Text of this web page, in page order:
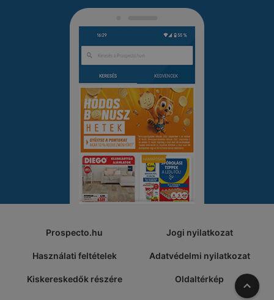
Prospecto.hu Jogi nyilatkozat
Használati feltételek Adatvédelmi nyilatkozat
Kiskereskedők részére Oldaltérkép A